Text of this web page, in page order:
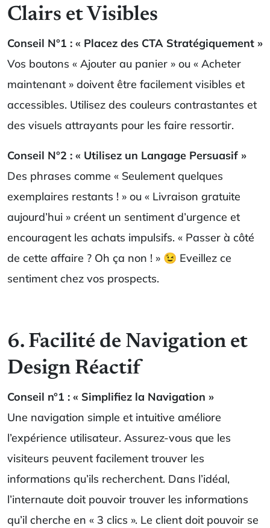
Clairs et Visibles
Conseil N°1 : « Placez des CTA Stratégiquement »
Vos boutons « Ajouter au panier » ou « Acheter
maintenant » doivent être facilement visibles et
accessibles. Utilisez des couleurs contrastantes et
des visuels attrayants pour les faire ressortir.
Conseil N°2 : « Utilisez un Langage Persuasif »
Des phrases comme « Seulement quelques
exemplaires restants ! » ou « Livraison gratuite
aujourd’hui » créent un sentiment d’urgence et
encouragent les achats impulsifs. « Passer à côté
de cette affaire ? Oh ça non ! » 😉 Eveillez ce
sentiment chez vos prospects.
6. Facilité de Navigation et
Design Réactif
Conseil n°1 : « Simplifiez la Navigation »
Une navigation simple et intuitive améliore
l’expérience utilisateur. Assurez-vous que les
visiteurs peuvent facilement trouver les
informations qu’ils recherchent. Dans l’idéal,
l’internaute doit pouvoir trouver les informations
qu’il cherche en « 3 clics ». Le client doit pouvoir se